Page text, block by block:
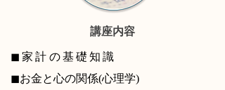
講座内容
◼家計の基礎知識
◼お金と心の関係(心理学)